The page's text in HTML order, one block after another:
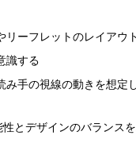
リーフレットのレイアウ
識する
み手の視線の動きを想定
性とデザインのバランス